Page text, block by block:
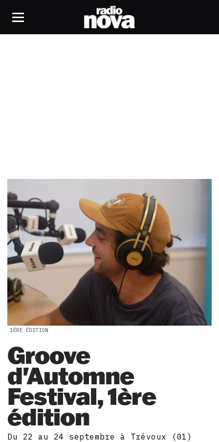
1ÈRE ÉDITION
Groove
d'Automne
Festival, 1ère
édition
Du 22 au 24 septembre à Trévoux (01)